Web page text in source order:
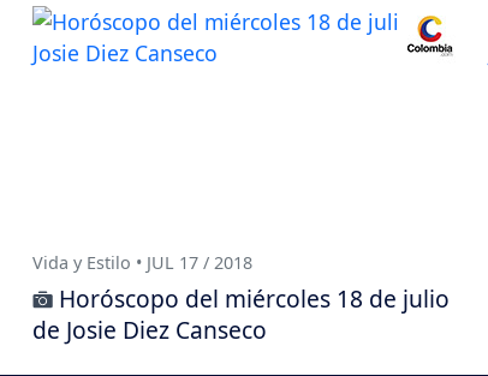
Vida y Estilo • JUL 17 / 2018
Horóscopo del miércoles 18 de julio
de Josie Diez Canseco